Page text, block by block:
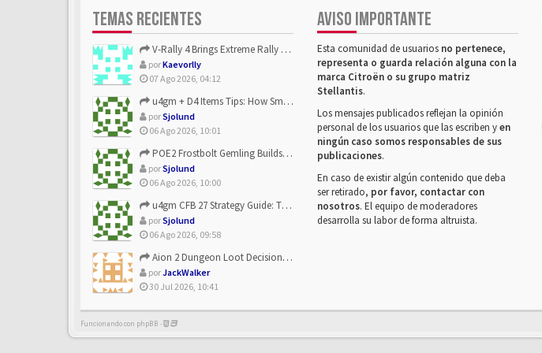
TEMAS RECIENTES
V-Rally 4 Brings Extreme Rally Racing With Challenging Track...
porKaevorlly
07 Ago 2026, 04:12
u4gm + D4 Items Tips: How Smart Players Optimize Gear, Build...
porSjolund
06 Ago 2026, 10:01
POE2 Frostbolt Gemling Builds Get Stronger With u4gm’s Ice C...
porSjolund
06 Ago 2026, 10:00
u4gm CFB 27 Strategy Guide: The Toxic Offensive Scheme Your ...
porSjolund
06 Ago 2026, 09:58
Aion 2 Dungeon Loot Decisions: Smarter Runs With U4N
porJackWalker
30 Jul 2026, 10:41
AVISO IMPORTANTE
Esta comunidad de usuarios no pertenece,
representa o guarda relación alguna con la
marca Citroën o su grupo matriz
Stellantis.
Los mensajes publicados reflejan la opinión
personal de los usuarios que las escriben yen
ningún caso somos responsables de sus
publicaciones.
En caso de existir algún contenido que deba
ser retirado, por favor, contactar con
nosotros. El equipo de moderadores
desarrolla su labor de forma altruista.
Funcionando con phpBB -